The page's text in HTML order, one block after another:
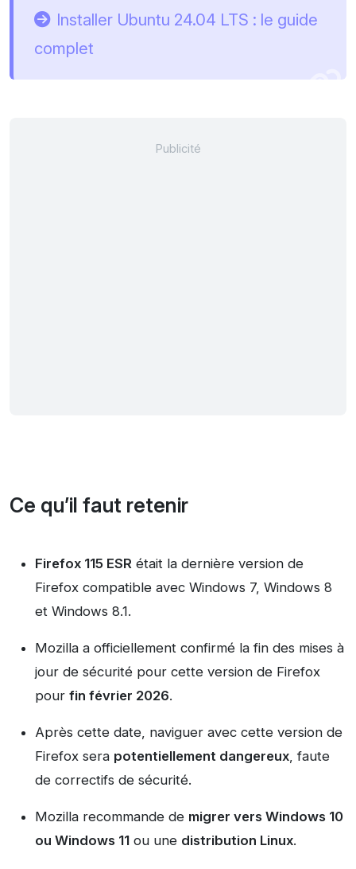
Installer Ubuntu 24.04 LTS : le guide
complet
Ce qu’il faut retenir
Firefox 115 ESR était la dernière version de
Firefox compatible avec Windows 7, Windows 8
et Windows 8.1.
Mozilla a officiellement confirmé la fin des mises à
jour de sécurité pour cette version de Firefox
pour fin février 2026.
Après cette date, naviguer avec cette version de
Firefox sera potentiellement dangereux, faute
de correctifs de sécurité.
Mozilla recommande de migrer vers Windows 10
ou Windows 11 ou une distribution Linux.